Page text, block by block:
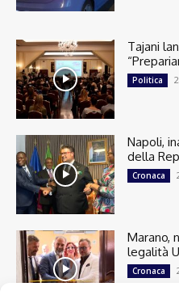
Tajani
Politica
Napoli,
della
Cronaca
Marano,
legalità
Cronaca